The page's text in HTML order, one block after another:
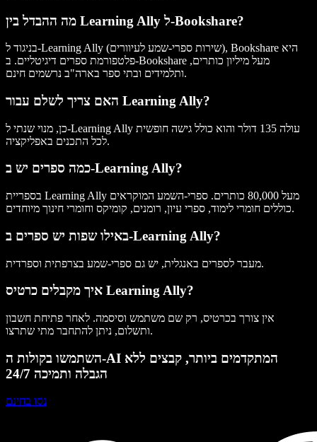
מה ההבדל בין Learning Ally ל-Bookshare?
בניגוד ל-Learning Ally (שירות ספרי-שמע לעיוורים), Bookshare היא
פלטפורמת ספרים דיגיטליים. ב-Bookshare מעל מיליון כותרים,
ותלמידים ובתי ספר בארה"ב נרשמים חינם.
האם צריך לשלם עבור Learning Ally?
כן, מנוי שנתי ל-Learning Ally עולה 135 דולר והוא כולל גישה חופשית
לכל התכנים באפליקציה.
כמה ספרים יש ב-Learning Ally?
בספריית Learning Ally מעל 80,000 כותרים. ספרי-השמע המוקראים
כוללים חומרי לימוד, ספרי עיון, רומנים, קומיקס וחומרי חינוך מיוחדים.
באילו שפות יש ספרים ב-Learning Ally?
מעבר לספרים באנגלית, יש גם ספרי-שמע בצרפתית וספרדית.
איך מקבלים כרטיס Learning Ally?
אין צורך בכרטיס, רק שם משתמש וסיסמה. לאחר פתיחת חשבון
ותשלום, ניתן להתחבר מתי שתרצו.
השתמשו בקולות ה-AI המתקדמים ביותר, קבצים ללא
הגבלה ותמיכה 24/7
נסו בחינם